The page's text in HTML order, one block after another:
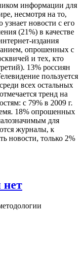
информации для
несмотря на то,
узнает новости с его
(21%) в качестве
издания
опрошенных с
и тех, кто
13% россиян
пользуется
всех остальных
тренд на
с 79% в 2009 г.
18% опрошенных
для
журналы, к
новости, только 2%
нет